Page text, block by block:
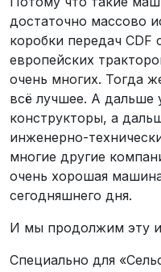
достаточно массово
коробки передач
европейских
очень многих. Тогда
всё лучшее. А дальше
конструкторы, а
инженерно-
многие другие
очень хорошая
сегодняшнего дня.
И мы продолжим эту
Специально для